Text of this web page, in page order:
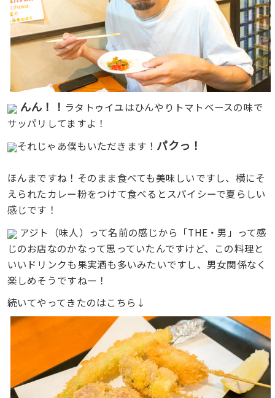
んん！！ ラタトゥイユはひんやりトマトベースの味で
サッパリしてますよ！
それじゃあ僕もいただきます！ パクっ！
ほんまですね！そのまま食べても美味しいですし、横にそ
えられたカレー粉をつけて食べるとスパイシーで夏らしい
感じです！
アジト（味人）って名前の感じから「THE・男」って感
じのお店なのかなって思っていたんですけど、この料理と
いいドリンクも果実酒も多いみたいですし、男女関係なく
楽しめそうですねー！
続いてやってきたのはこちら↓